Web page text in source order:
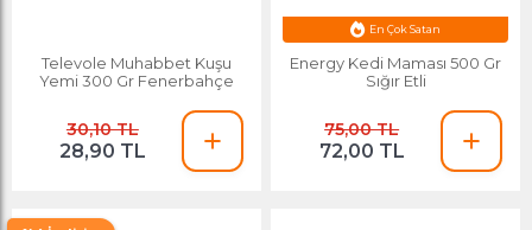
Televole Muhabbet Kuşu
Yemi 300 Gr Fenerbahçe
30,10 TL
28,90 TL
Ayın Yıldızı
En Çok Satan
Energy Kedi Maması 500 Gr
Sığır Etli
75,00 TL
72,00 TL